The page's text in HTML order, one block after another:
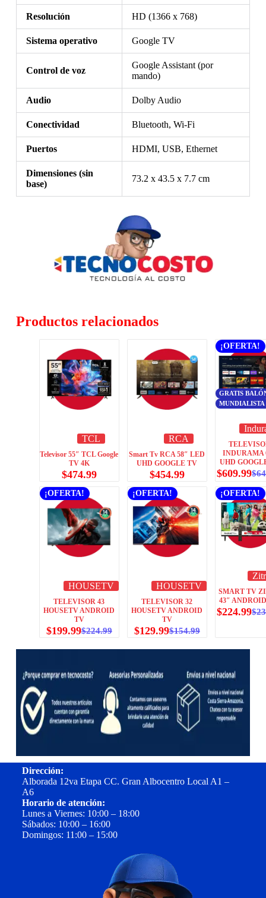
Resolución HD (1366 x 768)
Sistema operativo Google TV
Control de voz
Google Assistant (por
mando)
Audio Dolby Audio
Conectividad Bluetooth, Wi-Fi
Puertos HDMI, USB, Ethernet
Dimensiones (sin
base)
73.2 x 43.5 x 7.7 cm
Productos relacionados
TCL
Televisor 55″ TCL Google
TV 4K
$474.99
RCA
Smart Tv RCA 58″ LED
UHD GOOGLE TV
$454.99
GRATIS
MUNDIALISTA
¡OFERTA!
INDURAMA
UHD
$
$609.99
¡OFERTA!
HOUSETV
TELEVISOR 43
HOUSETV ANDROID
TV
$224.99
$199.99
¡OFERTA!
HOUSETV
TELEVISOR 32
HOUSETV ANDROID
TV
$154.99
$129.99
¡OFERTA!
SMART TV
43″
$
$224.99
Dirección:
Alborada 12va Etapa CC. Gran Albocentro Local A1 –
A6
Horario de atención:
Lunes a Viernes: 10:00 – 18:00
Sábados: 10:00 – 16:00
Domingos: 11:00 – 15:00